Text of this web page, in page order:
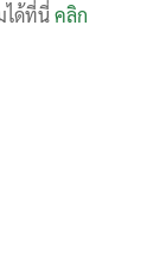
ได้ที่นี่คลิก